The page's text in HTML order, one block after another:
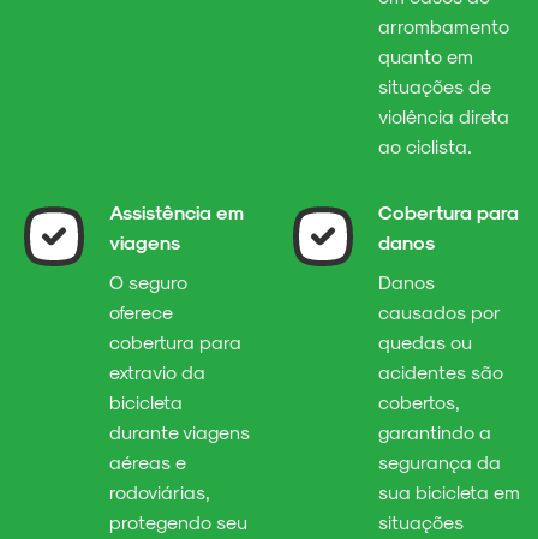
arrombamento
quanto em
situações de
violência direta
ao ciclista.
Assistência em
viagens
O seguro
oferece
cobertura para
extravio da
bicicleta
durante viagens
aéreas e
rodoviárias,
protegendo seu
Cobertura para
danos
Danos
causados por
quedas ou
acidentes são
cobertos,
garantindo a
segurança da
sua bicicleta em
situações